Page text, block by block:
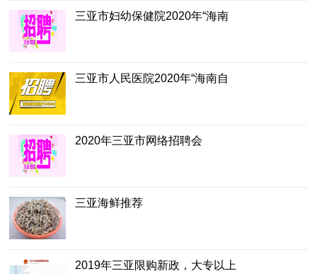
三亚市妇幼保健院2020年“海南
三亚市人民医院2020年“海南自
2020年三亚市网络招聘会
三亚海鲜推荐
2019年三亚限购新政，大专以上